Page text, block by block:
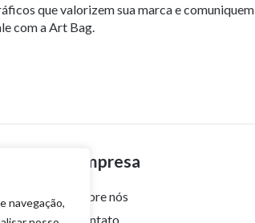
navegação,
que valorizem sua marca e comuniquem
com a Art Bag.
Empresa
Sobre nós
Contato